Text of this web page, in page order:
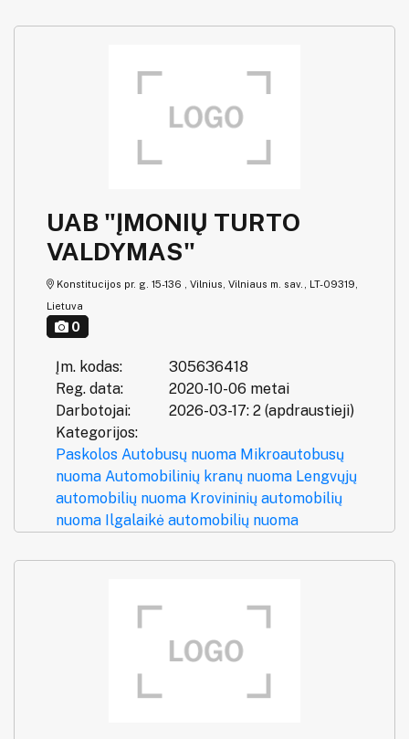
UAB "ĮMONIŲ TURTO
VALDYMAS"
Konstitucijos pr. g. 15-136 , Vilnius, Vilniaus m. sav., LT-09319,
Lietuva
0
Įm. kodas:
305636418
Reg. data:
2020-10-06 metai
Darbotojai:
2026-03-17: 2 (apdraustieji)
Kategorijos:
Paskolos Autobusų nuoma Mikroautobusų
nuoma Automobilinių kranų nuoma Lengvųjų
automobilių nuoma Krovininių automobilių
nuoma Ilgalaikė automobilių nuoma